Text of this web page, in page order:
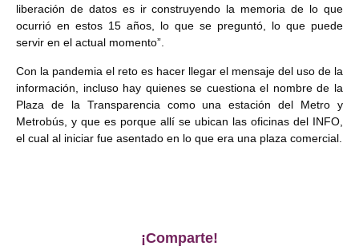
liberación de datos es ir construyendo la memoria de lo que
ocurrió en estos 15 años, lo que se preguntó, lo que puede
servir en el actual momento”.
Con la pandemia el reto es hacer llegar el mensaje del uso de la
información, incluso hay quienes se cuestiona el nombre de la
Plaza de la Transparencia como una estación del Metro y
Metrobús, y que es porque allí se ubican las oficinas del INFO,
el cual al iniciar fue asentado en lo que era una plaza comercial.
¡Comparte!